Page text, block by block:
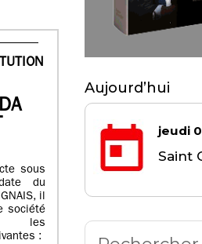
sous
du
il
société
les
:
Aujourd’hui
jeudi
Saint